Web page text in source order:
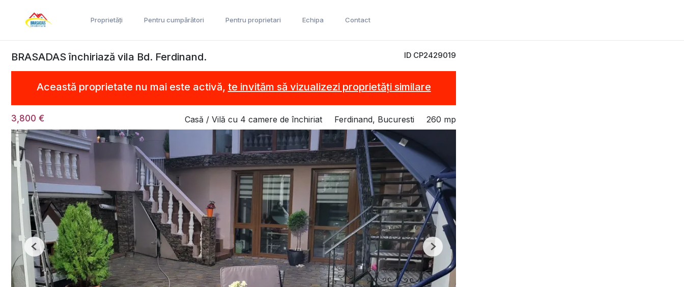
Proprietăți Pentru cumpărători Pentru proprietari Echipa Contact
ID CP2429019
BRASADAS închiriază vila Bd. Ferdinand.
Această proprietate nu mai este activă, te invităm să vizualizezi proprietăți similare
3,800 € Casă / Vilă cu 4 camere de închiriat Ferdinand, Bucuresti 260 mp
Previous Next